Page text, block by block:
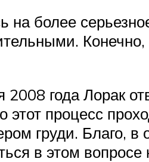
более
года Лорак
процесс
груди. Благо, в
в этом